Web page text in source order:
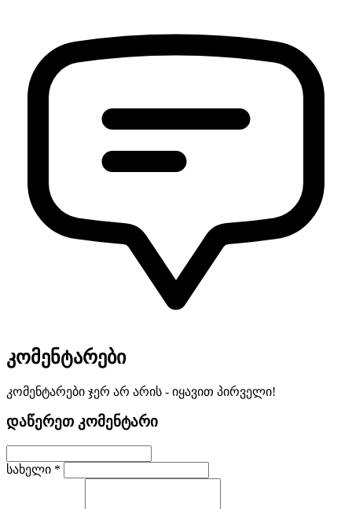
კომენტარები
კომენტარები ჯერ არ არის - იყავით პირველი!
დაწერეთ კომენტარი
სახელი *